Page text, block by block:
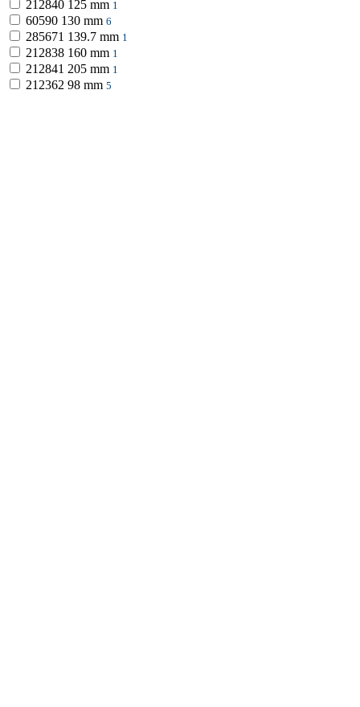
212840 125 mm 1
60590 130 mm 6
285671 139.7 mm 1
212838 160 mm 1
212841 205 mm 1
212362 98 mm 5